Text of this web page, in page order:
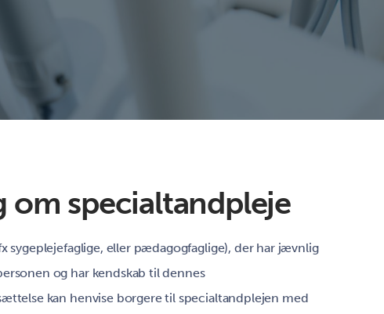
om specialtandpleje
sygeplejefaglige, eller pædagogfaglige), der har jævnlig
og har kendskab til dennes
kan henvise borgere til specialtandplejen med